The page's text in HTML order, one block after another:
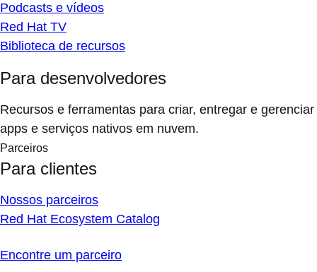
Podcasts e vídeos
Red Hat TV
Biblioteca de recursos
Para desenvolvedores
Recursos e ferramentas para criar, entregar e gerenciar
apps e serviços nativos em nuvem.
Parceiros
Para clientes
Nossos parceiros
Red Hat Ecosystem Catalog
Encontre um parceiro